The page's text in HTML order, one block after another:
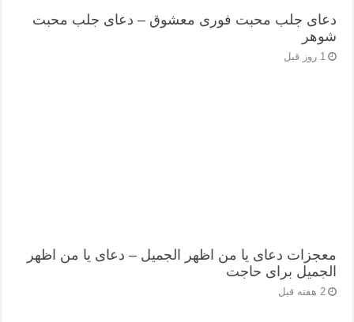
دعای جلب محبت فوری معشوق – دعای جلب محبت
شوهر
1 روز قبل
معجزات دعای یا من اظهر الجمیل – دعای یا من اظهر
الجمیل برای حاجت
2 هفته قبل